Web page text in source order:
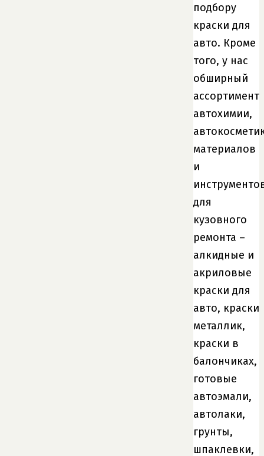
подбору
краски для
авто. Кроме
того, у нас
обширный
ассортимент
автохимии,
материалов
и
для
кузовного
ремонта –
алкидные и
акриловые
краски для
авто, краски
металлик,
краски в
балончиках,
готовые
автоэмали,
автолаки,
грунты,
шпаклевки,